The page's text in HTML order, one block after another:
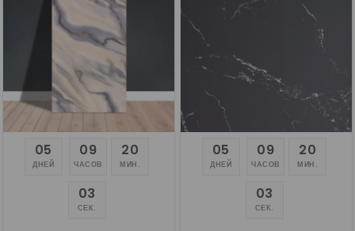
05
ДНЕЙ
09
ЧАСОВ
20
МИН.
02
СЕК.
05
ДНЕЙ
09
ЧАСОВ
20
МИН.
02
СЕК.